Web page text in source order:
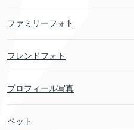
ファミリーフォト
フレンドフォト
プロフィール写真
ペット